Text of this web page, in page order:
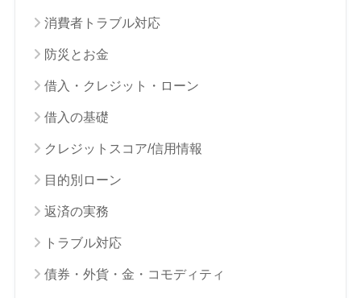
消費者トラブル対応
防災とお金
借入・クレジット・ローン
借入の基礎
クレジットスコア/信用情報
目的別ローン
返済の実務
トラブル対応
債券・外貨・金・コモディティ